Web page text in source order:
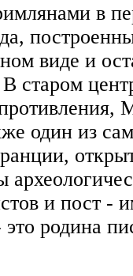
в
виде и
старом
один из
и пост -
родина